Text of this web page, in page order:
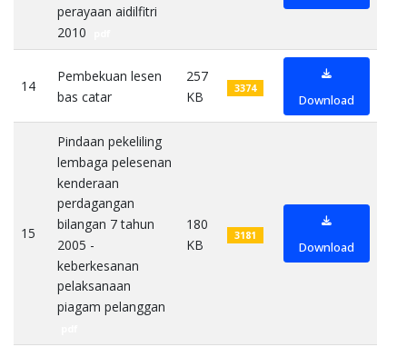
perayaan aidilfitri
2010
14
Pembekuan lesen
bas catar
257
KB
3374
Download
15
Pindaan pekeliling
lembaga pelesenan
kenderaan
perdagangan
bilangan 7 tahun
2005 -
keberkesanan
pelaksanaan
piagam pelanggan
180
KB
3181
Download